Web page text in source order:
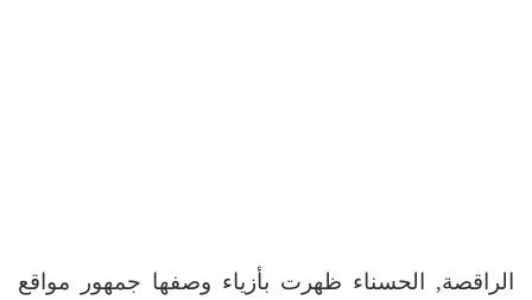
الراقصة, الحسناء ظهرت بأزياء وصفها جمهور مواقع